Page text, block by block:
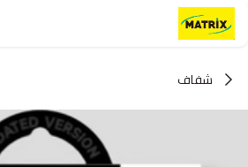
تخطي للذهاب إلى المحتوى
شفاف